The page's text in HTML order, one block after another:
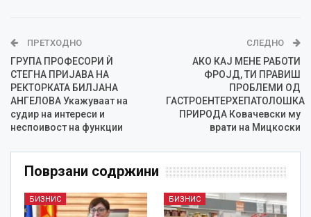
ПРЕТХОДНО
ГРУПА ПРОФЕСОРИ Ѝ
СТЕГНА ПРИЈАВА НА
РЕКТОРКАТА БИЛЈАНА
АНГЕЛОВА Укажуваат на
судир на интереси и
неспоивост на функции
СЛЕДНО
АКО КАЈ МЕНЕ РАБОТИ
ФРОЈД, ТИ ПРАВИШ
ПРОБЛЕМИ ОД
ГАСТРОЕНТЕРХЕПАТОЛОШКА
ПРИРОДА Ковачевски му
врати на Мицкоски
Поврзани содржини
БИЗНИС БИЗНИС